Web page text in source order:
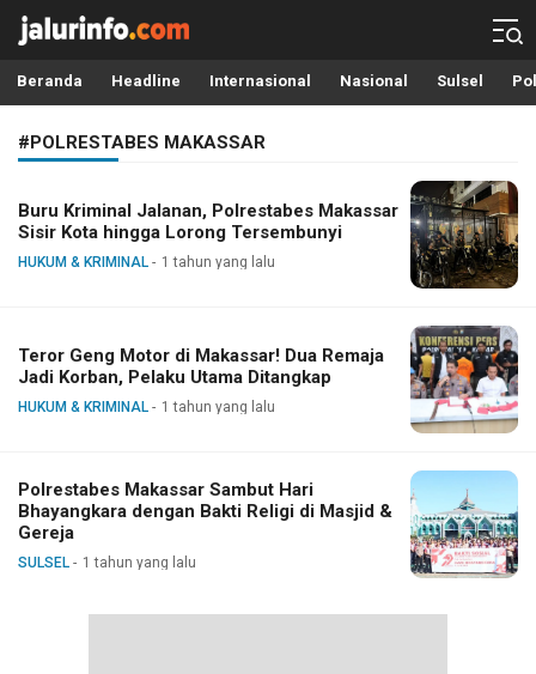
Info Terbaru, Berita Terkini Hari Ini, Jalurinfo.com
Terkini, Akurat dan Terpercaya
Beranda Headline Internasional Nasional Sulsel
#POLRESTABES MAKASSAR
Buru Kriminal Jalanan, Polrestabes Makassar
Sisir Kota hingga Lorong Tersembunyi
HUKUM & KRIMINAL 1 tahun yang lalu
Teror Geng Motor di Makassar! Dua Remaja
Jadi Korban, Pelaku Utama Ditangkap
HUKUM & KRIMINAL 1 tahun yang lalu
Polrestabes Makassar Sambut Hari
Bhayangkara dengan Bakti Religi di Masjid &
Gereja
SULSEL 1 tahun yang lalu